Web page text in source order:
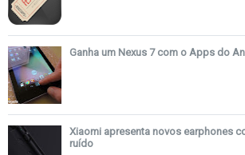
Ganha um Nexus 7 com o Apps do
Xiaomi apresenta novos earphones
ruído